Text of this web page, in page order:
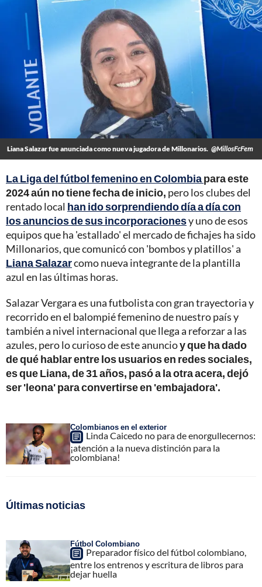
Liana Salazar fue anunciada como nueva jugadora de Millonarios. @MillosFcFem
La Liga del fútbol femenino en Colombiapara este
2024 aún no tiene fecha de inicio, pero los clubes del
rentado local han ido sorprendiendo día a día con
los anuncios de sus incorporacionesy uno de esos
equipos que ha 'estallado' el mercado de fichajes ha sido
Millonarios, que comunicó con 'bombos y platillos' a
Liana Salazarcomo nueva integrante de la plantilla
azul en las últimas horas.
Salazar Vergara es una futbolista con gran trayectoria y
recorrido en el balompié femenino de nuestro país y
también a nivel internacional que llega a reforzar a las
azules, pero lo curioso de este anuncioy que ha dado
de qué hablar entre los usuarios en redes sociales,
es que Liana, de 31 años, pasó a la otra acera, dejó
ser 'leona' para convertirse en 'embajadora'.
Colombianos en el exterior
Linda Caicedo no para de enorgullecernos:
¡atención a la nueva distinción para la
colombiana!
Últimas noticias
Fútbol Colombiano
Preparador físico del fútbol colombiano,
entre los entrenos y escritura de libros para
dejar huella